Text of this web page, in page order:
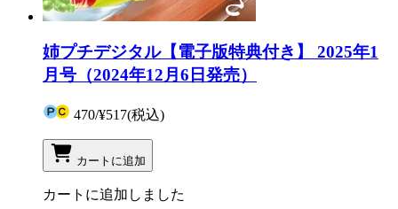
姉プチデジタル【電子版特典付き】 2025年1
月号（2024年12月6日発売）
470/¥517(税込)
カートに追加
カートに追加しました